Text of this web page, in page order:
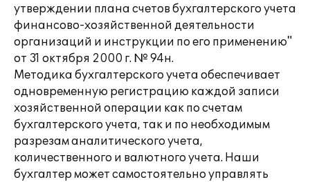
утверждении плана счетов бухгалтерского учета
финансово-хозяйственной деятельности
организаций и инструкции по его применению"
от 31 октября 2000 г. № 94н.
Методика бухгалтерского учета обеспечивает
одновременную регистрацию каждой записи
хозяйственной операции как по счетам
бухгалтерского учета, так и по необходимым
разрезам аналитического учета,
количественного и валютного учета. Наши
бухгалтер может самостоятельно управлять